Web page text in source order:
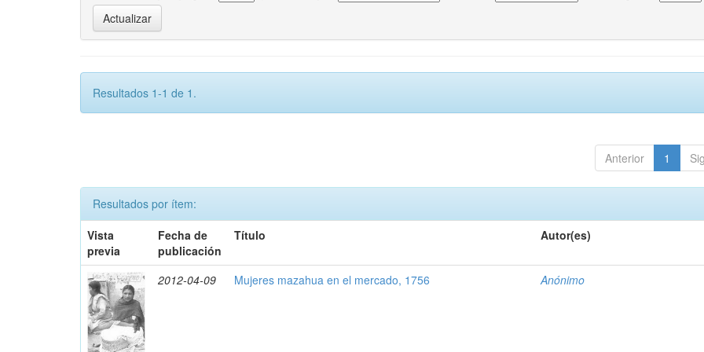
Resultados 1-1 de 1.
Anterior 1
Resultados por ítem:
Vista
previa
Fecha de
publicación
Título Autor(es)
2012-04-09 Mujeres mazahua en el mercado, 1756 Anónimo